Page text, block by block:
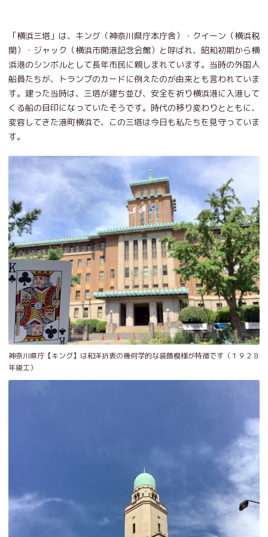
「横浜三塔」は、キング（神奈川県庁本庁舎）・クイーン（横浜税
関）・ジャック（横浜市開港記念会館）と呼ばれ、昭和初期から横
浜港のシンボルとして長年市民に親しまれています。当時の外国人
船員たちが、トランプのカードに例えたのが由来とも言われていま
す。建った当時は、三塔が建ち並び、安全を祈り横浜港に入港して
くる船の目印になっていたそうです。時代の移り変わりとともに、
変容してきた港町横浜で、この三塔は今日も私たちを見守っていま
す。
神奈川県庁【キング】は和洋折衷の幾何学的な装飾模様が特徴です（１９２８
年竣工）